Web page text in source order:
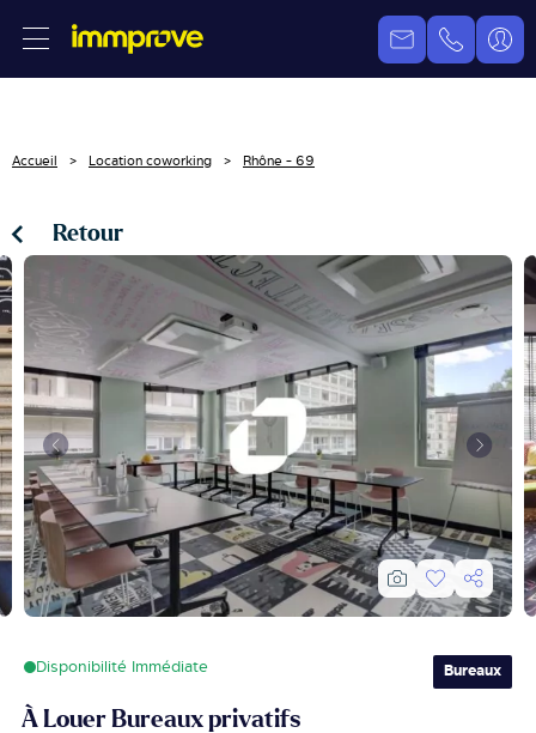
Accueil Location coworking Rhône - 69
Retour
Disponibilité Immédiate Bureaux
À Louer Bureaux privatifs